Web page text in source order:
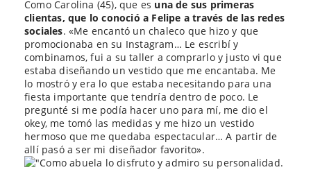
Como Carolina (45), que es una de sus primeras
clientas, que lo conoció a Felipe a través de las redes
sociales. «Me encantó un chaleco que hizo y que
promocionaba en su Instagram… Le escribí y
combinamos, fui a su taller a comprarlo y justo vi que
estaba diseñando un vestido que me encantaba. Me
lo mostró y era lo que estaba necesitando para una
fiesta importante que tendría dentro de poco. Le
pregunté si me podía hacer uno para mí, me dio el
okey, me tomó las medidas y me hizo un vestido
hermoso que me quedaba espectacular… A partir de
allí pasó a ser mi diseñador favorito».